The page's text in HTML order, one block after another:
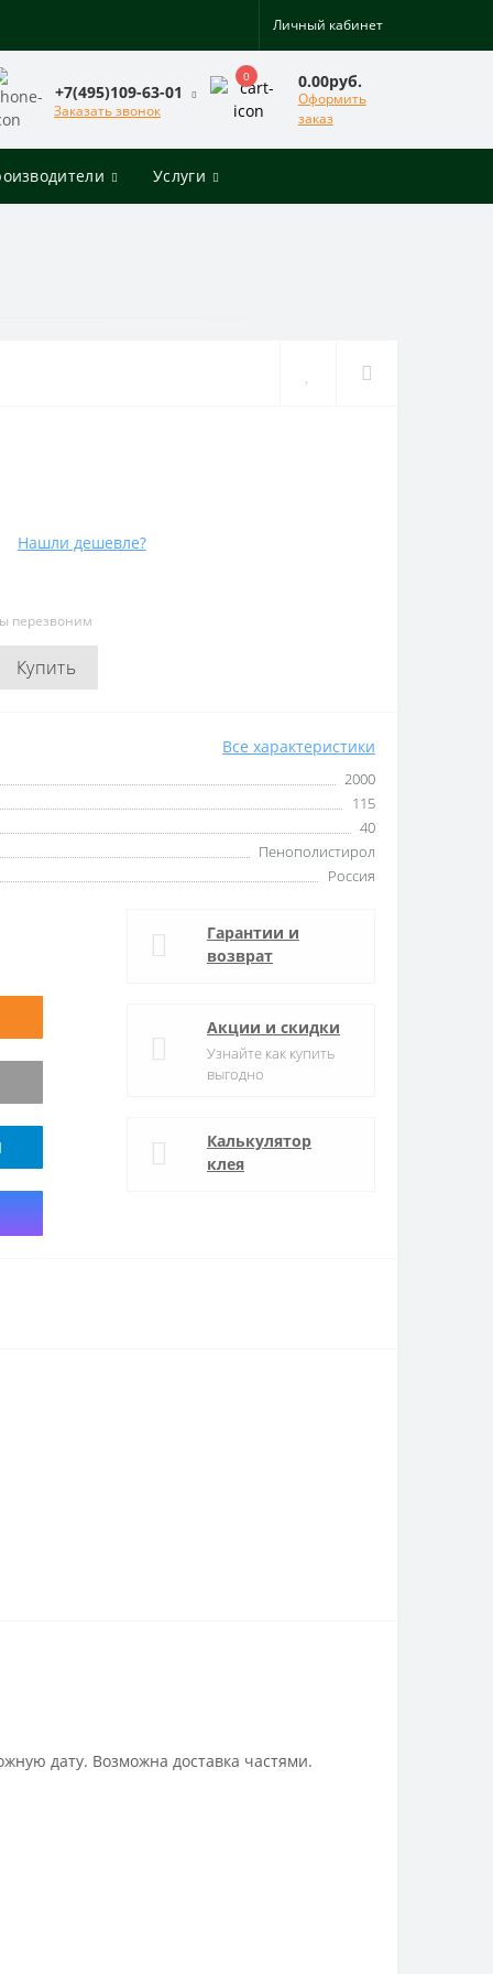
Личный кабинет
+7(495)109-63-01
Заказать звонок
0 0.00руб.
Оформить
заказ
Услуги
Нашли дешевле?
перезвоним
Купить
Все характеристики
2000
115
40
Пенополистирол
Россия
Гарантии и
возврат
Акции и скидки
Узнайте как купить
выгодно
Калькулятор
клея
дату. Возможна доставка частями.